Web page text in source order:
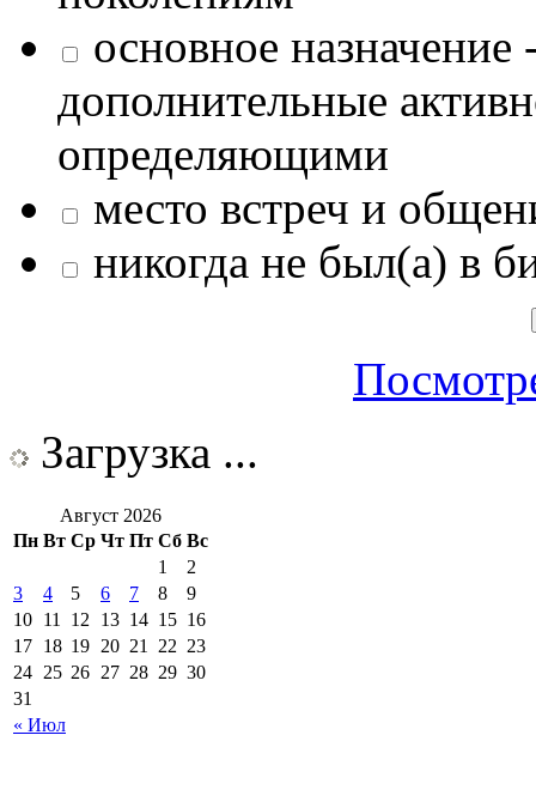
основное назначение
дополнительные
определяющими
место встреч и
никогда не был(а) в
Загрузка ...
Август 2026
Пн Вт Ср Чт Пт Сб Вс
« Июл
1
2
3
4 5 6 7 8
9
10 11 12 13 14 15 16
17 18 19 20 21 22 23
24 25 26 27 28 29 30
31